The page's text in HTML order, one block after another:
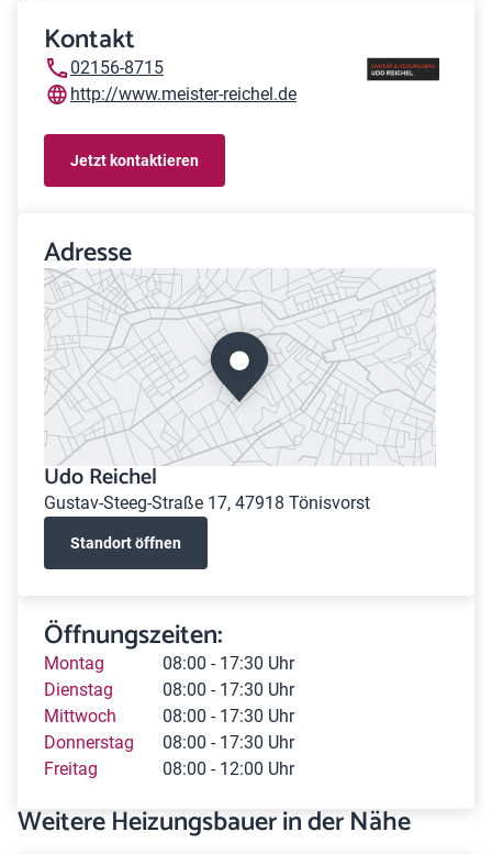
Kontakt
02156-8715
http://www.meister-reichel.de
Jetzt kontaktieren
Adresse
Udo Reichel
Gustav-Steeg-Straße 17, 47918 Tönisvorst
Standort öffnen
Öffnungszeiten:
Montag
08:00 - 17:30 Uhr
Dienstag
08:00 - 17:30 Uhr
Mittwoch
08:00 - 17:30 Uhr
Donnerstag
08:00 - 17:30 Uhr
Freitag
08:00 - 12:00 Uhr
Weitere Heizungsbauer in der Nähe